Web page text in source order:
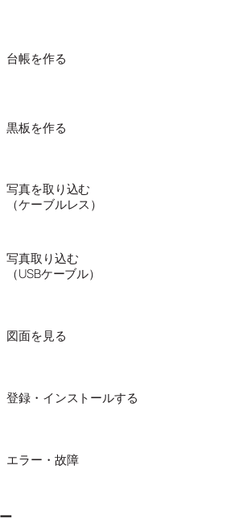
台帳を作る
黒板を作る
写真を取り込む
（ケーブルレス）
写真取り込む
（USBケーブル）
図面を見る
登録・インストールする
エラー・故障